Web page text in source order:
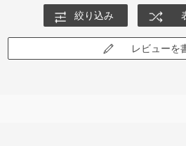
絞り込み
レビューを